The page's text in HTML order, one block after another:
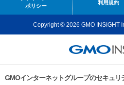
ポリシー
利用規約
Copyright © 2026 GMO INSIGHT
GMOインターネットグループのセキュリ